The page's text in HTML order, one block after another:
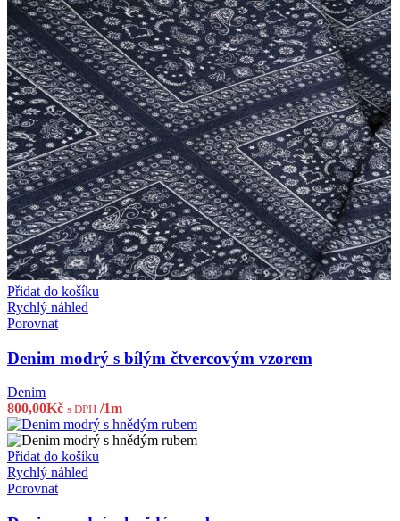
Přidat do košíku
Rychlý náhled
Porovnat
Denim modrý s bílým čtvercovým vzorem
Denim
800,00Kč s DPH /1m
Přidat do košíku
Rychlý náhled
Porovnat